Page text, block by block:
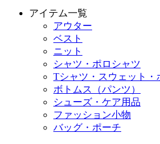
アイテム一覧
アウター
ベスト
ニット
シャツ・ポロシャツ
Tシャツ・スウェット・
ボトムス（パンツ）
シューズ・ケア用品
ファッション小物
バッグ・ポーチ